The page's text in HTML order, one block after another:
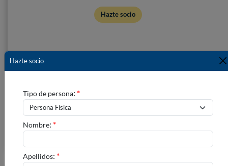
Hazte socio
Hazte socio
Tipo de persona: *
Nombre: *
Apellidos: *